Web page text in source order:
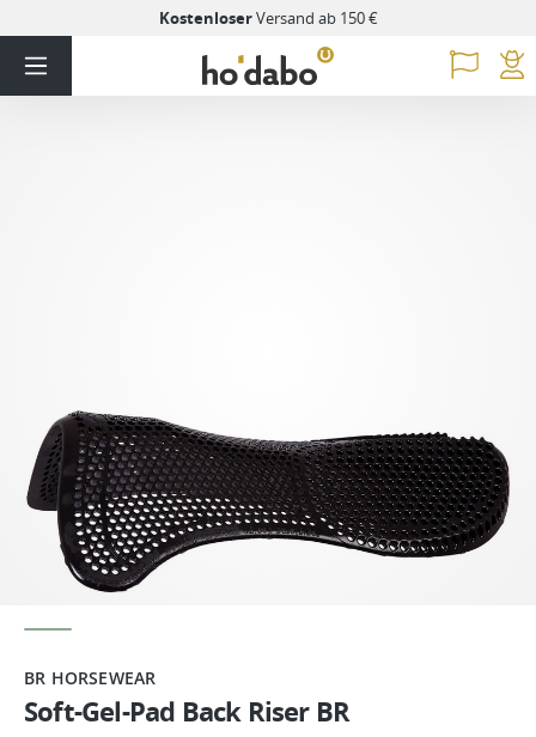
KostenloserVersand ab 150 €
BR HORSEWEAR
Soft-Gel-Pad Back Riser BR